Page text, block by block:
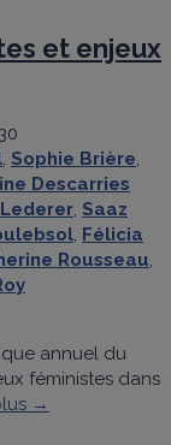
et enjeux
, Sophie Brière,
Descarries
, Saaz
, Félicia
Rousseau,
annuel du
féministes dans
→